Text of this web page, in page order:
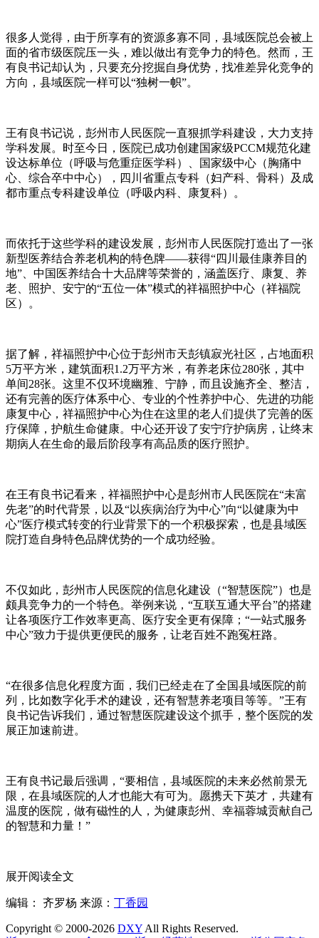
很多人觉得，由于所享有的资源多寡不同，县域医院总会被上
面的省市级医院压一头，难以做出有竞争力的特色。然而，王
有良书记却认为，只要充分挖掘自身优势，找准差异化竞争的
方向，县域医院一样可以“独树一帜”。
王有良书记说，彭州市人民医院一直狠抓学科建设，大力支持
学科发展。时至今日，医院已成功创建国家级PCCM规范化建
设达标单位（呼吸与危重症医学科）、国家级中心（胸痛中
心、综合卒中中心），四川省重点专科（妇产科、骨科）及成
都市重点专科建设单位（呼吸内科、康复科）。
而依托于这些学科的建设发展，彭州市人民医院打造出了一张
新型医养结合养老机构的特色牌——获得“四川最佳康养目的
地”、中国医养结合十大品牌等荣誉的，涵盖医疗、康复、养
老、照护、安宁的“五位一体”模式的祥福照护中心（祥福院
区）。
据了解，祥福照护中心位于彭州市天彭镇寂光社区，占地面积
5万平方米，建筑面积1.2万平方米，有养老床位280张，其中
单间28张。这里不仅环境幽雅、宁静，而且设施齐全、整洁，
还有完善的医疗体系中心、专业的个性养护中心、先进的功能
康复中心，祥福照护中心为住在这里的老人们提供了完善的医
疗保障，护航生命健康。中心还开设了安宁疗护病房，让终末
期病人在生命的最后阶段享有高品质的医疗照护。
在王有良书记看来，祥福照护中心是彭州市人民医院在“未富
先老”的时代背景，以及“以疾病治疗为中心”向“以健康为中
心”医疗模式转变的行业背景下的一个积极探索，也是县域医
院打造自身特色品牌优势的一个成功经验。
不仅如此，彭州市人民医院的信息化建设（“智慧医院”）也是
颇具竞争力的一个特色。举例来说，“互联互通大平台”的搭建
让各项医疗工作效率更高、医疗安全更有保障；“一站式服务
中心”致力于提供更便民的服务，让老百姓不跑冤枉路。
“在很多信息化程度方面，我们已经走在了全国县域医院的前
列，比如数字化手术的建设，还有智慧养老项目等等。”王有
良书记告诉我们，通过智慧医院建设这个抓手，整个医院的发
展正加速前进。
王有良书记最后强调，“要相信，县域医院的未来必然前景无
限，在县域医院的人才也能大有可为。愿携天下英才，共建有
温度的医院，做有磁性的人，为健康彭州、幸福蓉城贡献自己
的智慧和力量！”
展开阅读全文
编辑： 齐罗杨 来源： 丁香园
Copyright © 2000-2026 DXYAll Rights Reserved.